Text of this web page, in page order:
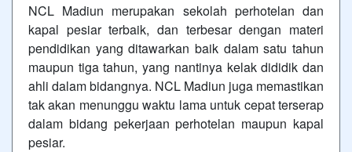
NCL Madiun merupakan sekolah perhotelan dan
kapal pesiar terbaik, dan terbesar dengan materi
pendidikan yang ditawarkan baik dalam satu tahun
maupun tiga tahun, yang nantinya kelak dididik dan
ahli dalam bidangnya. NCL Madiun juga memastikan
tak akan menunggu waktu lama untuk cepat terserap
dalam bidang pekerjaan perhotelan maupun kapal
pesiar.